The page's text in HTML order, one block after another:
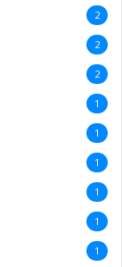
2
2
2
1
1
1
1
1
1